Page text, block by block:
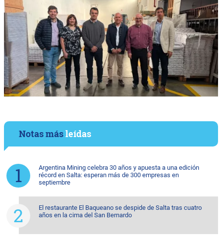
Notas másleídas
Argentina Mining celebra 30 años y apuesta a una edición
récord en Salta: esperan más de 300 empresas en
septiembre
El restaurante El Baqueano se despide de Salta tras cuatro
años en la cima del San Bernardo